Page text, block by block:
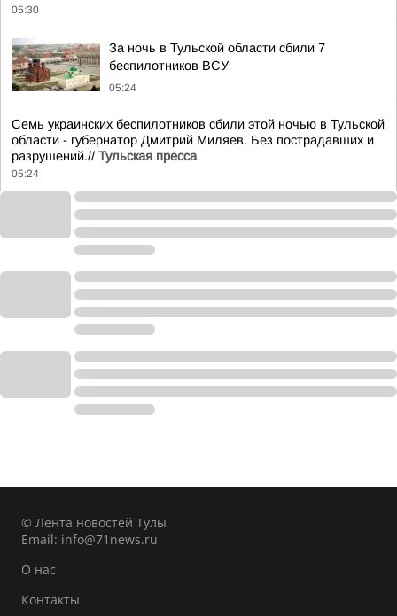
05:30
За ночь в Тульской области сбили 7
беспилотников ВСУ
05:24
Семь украинских беспилотников сбили этой ночью в Тульской
области - губернатор Дмитрий Миляев. Без пострадавших и
разрушений.// Тульская пресса
05:24
© Лента новостей Тулы
Email: info@71news.ru
О нас
Контакты